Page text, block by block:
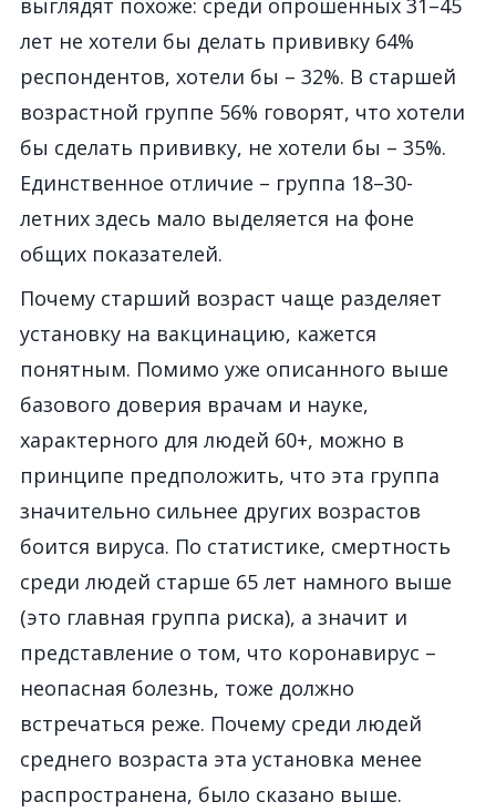
выглядят похоже: среди опрошенных 31–45
лет не хотели бы делать прививку 64%
респондентов, хотели бы – 32%. В старшей
возрастной группе 56% говорят, что хотели
бы сделать прививку, не хотели бы – 35%.
Единственное отличие – группа 18–30-
летних здесь мало выделяется на фоне
общих показателей.
Почему старший возраст чаще разделяет
установку на вакцинацию, кажется
понятным. Помимо уже описанного выше
базового доверия врачам и науке,
характерного для людей 60+, можно в
принципе предположить, что эта группа
значительно сильнее других возрастов
боится вируса. По статистике, смертность
среди людей старше 65 лет намного выше
(это главная группа риска), а значит и
представление о том, что коронавирус –
неопасная болезнь, тоже должно
встречаться реже. Почему среди людей
среднего возраста эта установка менее
распространена, было сказано выше.